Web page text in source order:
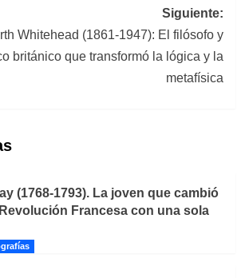
Siguiente:
Whitehead (1861-1947): El filósofo y
británico que transformó la lógica y la
metafísica
(1768-1793). La joven que cambió
Francesa con una sola